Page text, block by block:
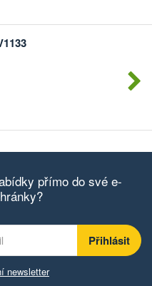
přímo do své e-
newsletter